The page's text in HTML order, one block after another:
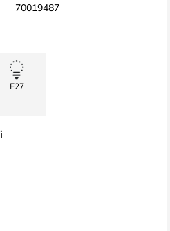
70019487
E27